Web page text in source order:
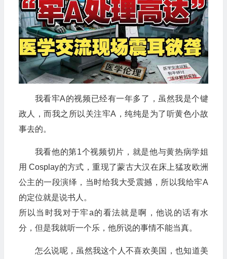
我看牢A的视频已经有一年多了，虽然我是个键
政人，而我之所以关注牢A，纯纯是为了听黄色小故
事去的。
我看他的第1个视频切片，就是他与黄热病学姐
用 Cosplay的方式，重现了蒙古大汉在床上猛攻欧洲
公主的一段演绎，当时给我大受震撼，所以我给牢A
的定位就是说书人。
所以当时我对于牢a的看法就是啊，他说的话有水
分，但是我就听一个乐，他所说的事情不能当真。
怎么说呢，虽然我这个人不喜欢美国，也知道美